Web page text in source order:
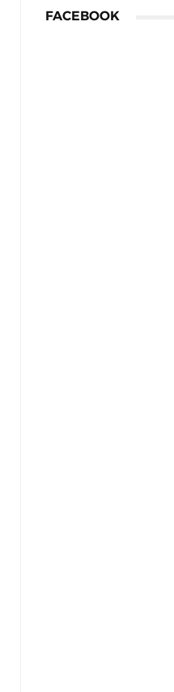
FACEBOOK